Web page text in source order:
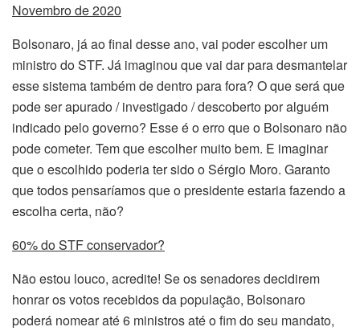
Novembro de 2020
Bolsonaro, já ao final desse ano, vai poder escolher um
ministro do STF. Já imaginou que vai dar para desmantelar
esse sistema também de dentro para fora? O que será que
pode ser apurado / investigado / descoberto por alguém
indicado pelo governo? Esse é o erro que o Bolsonaro não
pode cometer. Tem que escolher muito bem. E imaginar
que o escolhido poderia ter sido o Sérgio Moro. Garanto
que todos pensaríamos que o presidente estaria fazendo a
escolha certa, não?
60% do STF conservador?
Não estou louco, acredite! Se os senadores decidirem
honrar os votos recebidos da população, Bolsonaro
poderá nomear até 6 ministros até o fim do seu mandato,